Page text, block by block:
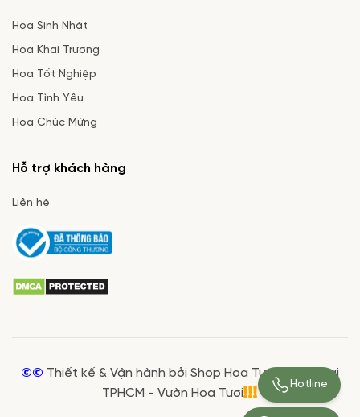
Hoa Sinh Nhật
Hoa Khai Trương
Hoa Tốt Nghiệp
Hoa Tình Yêu
Hoa Chúc Mừng
Hỗ trợ khách hàng
Liên hệ
©© Thiết kế & Vận hành bởi Shop Hoa Tươi Giá Rẻ tại
TPHCM - Vườn Hoa Tươi
Hotline